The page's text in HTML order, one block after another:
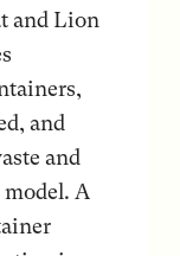
and Lion
and
and
A